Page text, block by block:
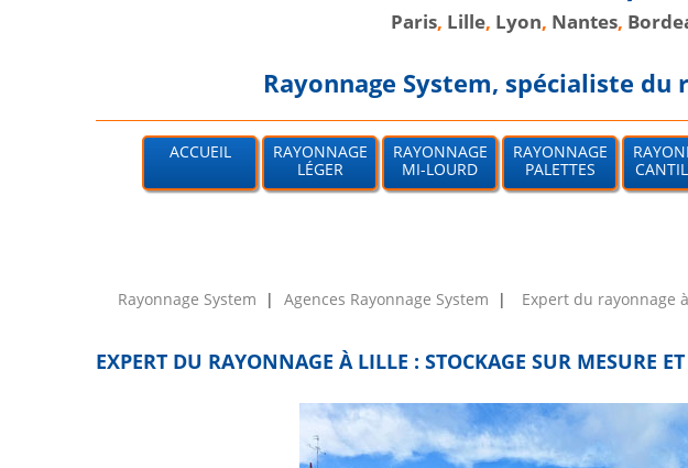
Paris, Lille, Lyon, Nantes,
Rayonnage System, spécialiste
ACCUEIL
RAYONNAGE
LÉGER
RAYONNAGE
MI-LOURD
RAYONNAGE
PALETTES
Rayonnage System Agences Rayonnage System Expert du rayonnage
EXPERT DU RAYONNAGE À LILLE : STOCKAGE SUR MESURE ET